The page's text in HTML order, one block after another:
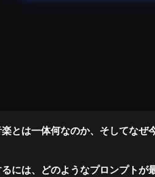
とは一体何なのか、そしてなぜ
には、どのようなプロンプトが